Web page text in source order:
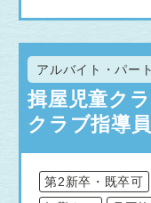
アルバイト・パート
揖屋児童ク
クラブ指導員
第2新卒・既卒可